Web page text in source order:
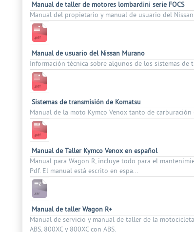
Manual de taller de motores lombardini serie FOCS
Manual del propietario y manual de usuario del
Manual de usuario del Nissan Murano
Información técnica sobre algunos de los sistemas
Sistemas de transmisión de Komatsu
Manual de la moto Kymco Venox tanto de
Manual de Taller Kymco Venox en español
Manual para Wagon R, incluye todo para el
Pdf. El manual está escrito en espa...
Manual de taller Wagon R+
Manual de servicio y manual de taller de la
ABS, 800XC y 800XC con ABS.